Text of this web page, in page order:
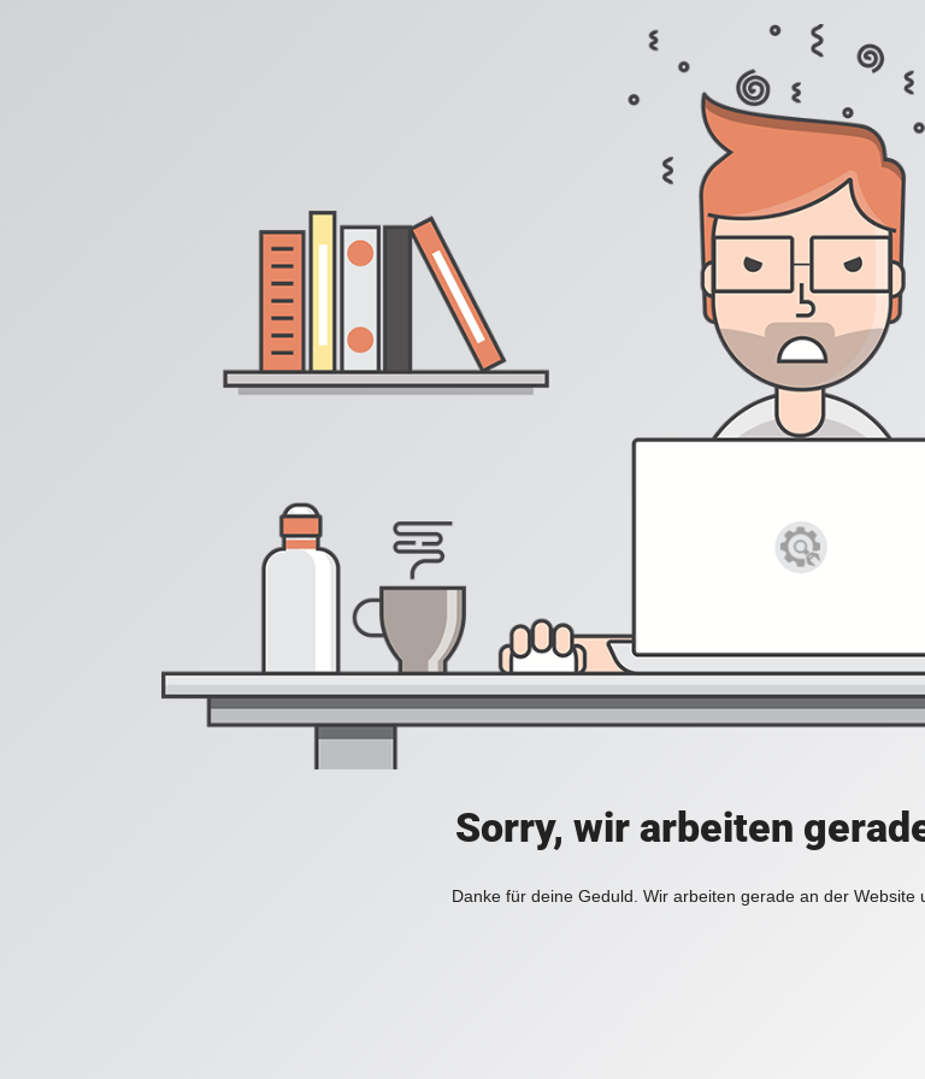
Sorry, wir arbeiten
Danke für deine Geduld. Wir arbeiten gerade an der Website